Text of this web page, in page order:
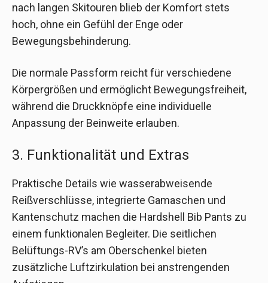
nach langen Skitouren blieb der Komfort stets
hoch, ohne ein Gefühl der Enge oder
Bewegungsbehinderung.
Die normale Passform reicht für verschiedene
Körpergrößen und ermöglicht Bewegungsfreiheit,
während die Druckknöpfe eine individuelle
Anpassung der Beinweite erlauben.
3. Funktionalität und Extras
Praktische Details wie wasserabweisende
Reißverschlüsse, integrierte Gamaschen und
Kantenschutz machen die Hardshell Bib Pants zu
einem funktionalen Begleiter. Die seitlichen
Belüftungs-RV’s am Oberschenkel bieten
zusätzliche Luftzirkulation bei anstrengenden